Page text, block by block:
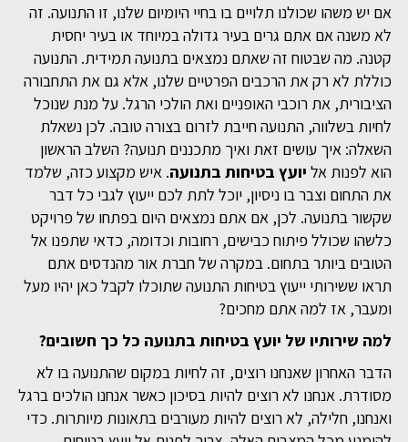
אם יש משהו שכולנו תלויים בו בחיי היומיום שלנו, זו התנועה. זה
לא משנה אם אתם גרים בעיר גדולה במיוחד או בעיר יחסית
קטנה. מה שבטוח זה שאתם נמצאים בתנועה תמידית. התנועה
כוללת לא רק את הרכבים הפרטיים שלנו, אלא גם את התחבורה
הציבורית, את רוכבי האופניים ואת הולכי הרגל. על מנת שנוכל
לחיות בשלווה, התנועה חייבת לזרום בצורה טובה. לכן נשאלת
השאלה: איך עושים זאת ואיך מתכננים תנועה? השלב הראשון
הוא לפנות אל יועץ בטיחות בתנועה. איש מקצוע כזה, שלמד
את התחום וצבר בו ניסיון, יוכל לתת לכם ייעוץ לגבי כל דבר
שקשור בתנועה. לכן, אם אתם נמצאים היום בפתחו של פרויקט
כלשהו שכולל פיתוח כבישים, רחובות וכדומה, כדאי שתפנו אל
הטובים ביותר בתחום. במקרה של חברת אור מהנדסים אתם
תראו ששירותי ייעוץ בטיחות התנועה שתוכלו לקבל כאן יהיו מעל
ומעבר, אז למה אתם מחכים?
למה שירותיו של יועץ בטיחות בתנועה כל כך חשובים?
הדבר האחרון שאנחנו רוצים, זה לחיות במקום שהתנועה בו לא
מסודרת. אנחנו לא רוצים להיות בסיכון כאשר אנחנו הולכים ברגל
ואנחנו, חלילה, לא רוצים להיות מעורבים בתאונות מיותרות. כדי